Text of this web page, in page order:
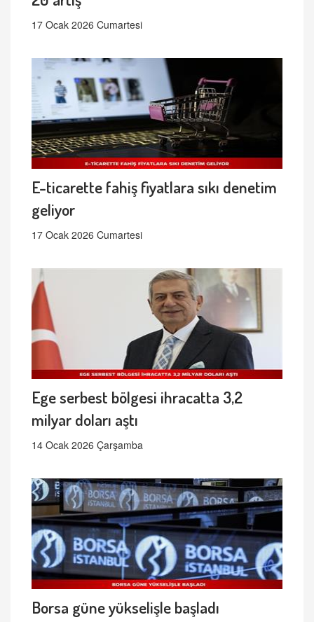
17 Ocak 2026 Cumartesi
E-ticarette fahiş fiyatlara sıkı denetim
geliyor
17 Ocak 2026 Cumartesi
Ege serbest bölgesi ihracatta 3,2
milyar doları aştı
14 Ocak 2026 Çarşamba
Borsa güne yükselişle başladı